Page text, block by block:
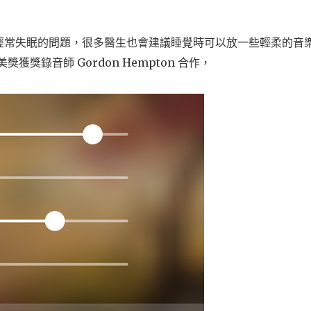
失眠的問題，很多醫生也會建議睡覺時可以放一些輕柔的音
獎獲獎錄音師 Gordon Hempton 合作，